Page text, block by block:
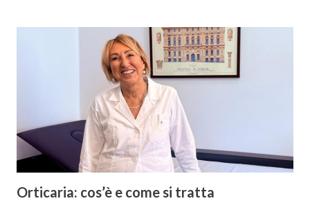
Orticaria: cos’è e come si tratta